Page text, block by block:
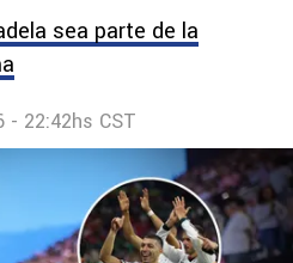
sea parte de la
- 22:42hs CST